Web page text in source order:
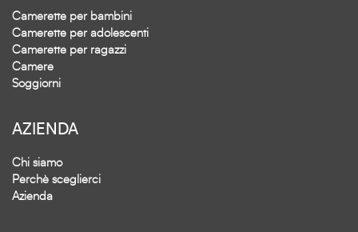
Camerette per bambini
Camerette per adolescenti
Camerette per ragazzi
Camere
Soggiorni
AZIENDA
Chi siamo
Perchè sceglierci
Azienda